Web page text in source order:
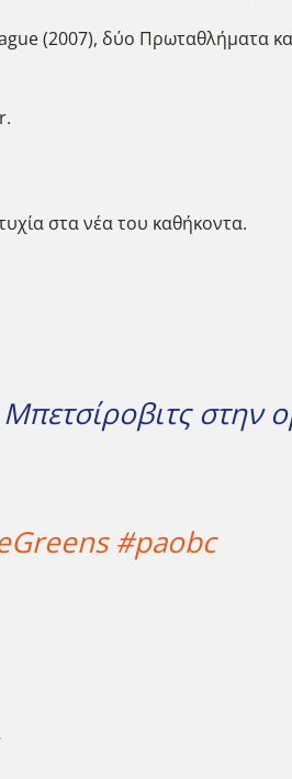
(2007), δύο Πρωταθλήματα
στα νέα του καθήκοντα.
στην
#paobc